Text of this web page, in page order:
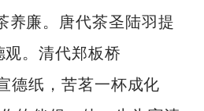
养廉。唐代茶圣陆羽提
观。清代郑板桥
德纸，苦茗一杯成化